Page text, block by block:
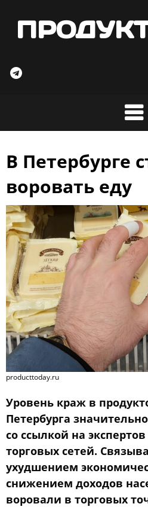
Skip
content
В Петербурге
воровать еду
producttoday.ru
Уровень краж в
Петербурга
со ссылкой на
торговых сетей.
ухудшением
снижением доходов
воровали в торговых